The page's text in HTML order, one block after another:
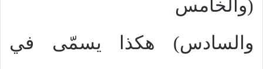
(والخامس
والسادس) هكذا يسمّى في